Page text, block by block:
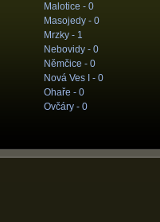
Malotice - 0
Masojedy - 0
Mrzky - 1
Nebovidy - 0
Němčice - 0
Nová Ves I - 0
Ohaře - 0
Ovčáry - 0